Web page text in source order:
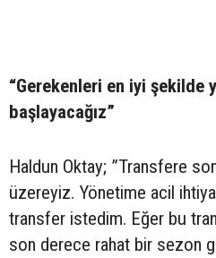
“Gerekenleri en iyi şekilde
başlayacağız”
Haldun Oktay; ”Transfere
üzereyiz. Yönetime acil
transfer istedim. Eğer bu
son derece rahat bir sezon